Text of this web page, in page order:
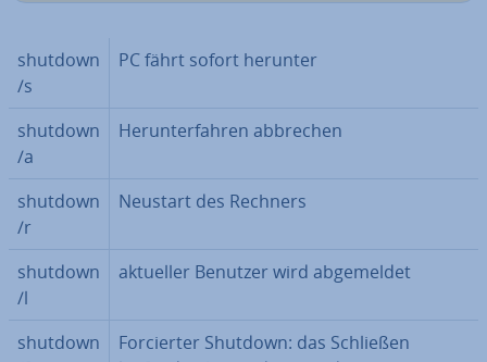
shutdown
/s
PC fährt sofort herunter
shutdown
/a
Her­un­ter­fah­ren abbrechen
shutdown
/r
Neustart des Rechners
shutdown
/l
aktueller Benutzer wird ab­ge­mel­det
shutdown
For­cier­ter Shutdown: das Schließen